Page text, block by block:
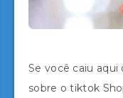
Se você caiu aqui
sobre o tiktok